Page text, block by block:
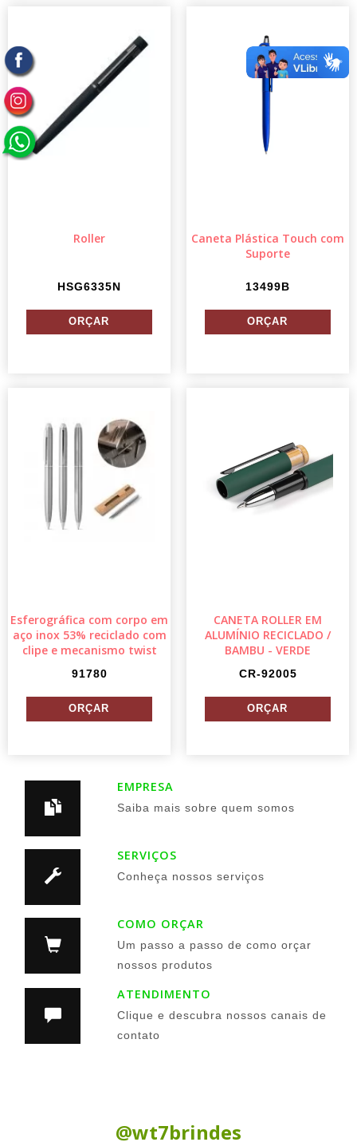
Roller
HSG6335N
Caneta Plástica Touch com
Suporte
13499B
Esferográfica com corpo em
aço inox 53% reciclado com
clipe e mecanismo twist
91780
CANETA ROLLER EM
ALUMÍNIO RECICLADO /
BAMBU - VERDE
CR-92005
EMPRESA
Saiba mais sobre quem somos
SERVIÇOS
Conheça nossos serviços
COMO ORÇAR
Um passo a passo de como orçar
nossos produtos
ATENDIMENTO
Clique e descubra nossos canais de
contato
@wt7brindes